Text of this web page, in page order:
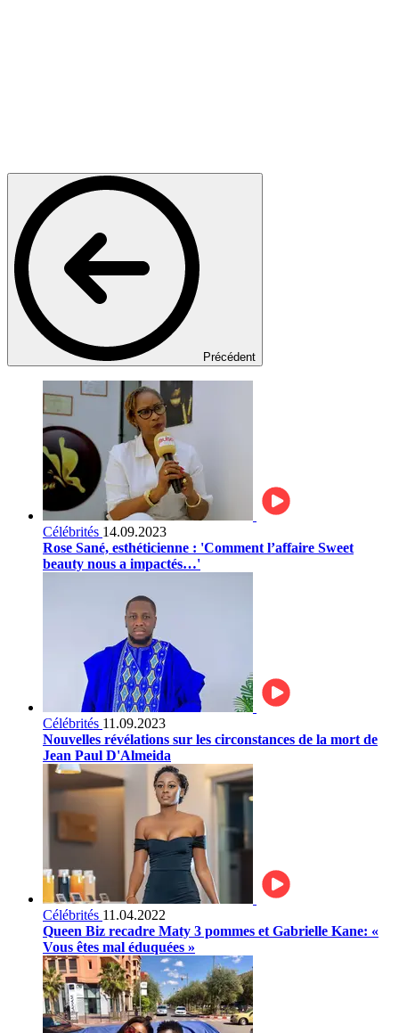
Précédent
Célébrités 14.09.2023
Rose Sané, esthéticienne : 'Comment l’affaire Sweet
beauty nous a impactés…'
Célébrités 11.09.2023
Nouvelles révélations sur les circonstances de la mort de
Jean Paul D'Almeida
Célébrités 11.04.2022
Queen Biz recadre Maty 3 pommes et Gabrielle Kane: «
Vous êtes mal éduquées »